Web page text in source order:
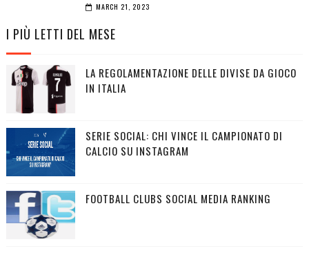
MARCH 21, 2023
I PIÙ LETTI DEL MESE
LA REGOLAMENTAZIONE DELLE DIVISE DA GIOCO
IN ITALIA
SERIE SOCIAL: CHI VINCE IL CAMPIONATO DI
CALCIO SU INSTAGRAM
FOOTBALL CLUBS SOCIAL MEDIA RANKING